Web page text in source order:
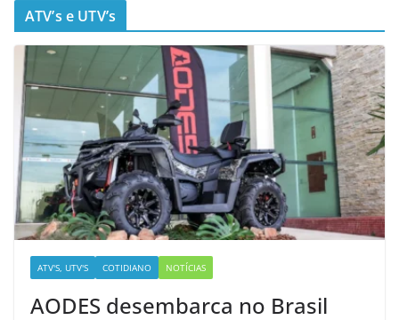
ATV’s e UTV’s
ATV'S, UTV'S COTIDIANO NOTÍCIAS
AODES desembarca no Brasil